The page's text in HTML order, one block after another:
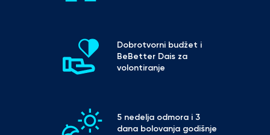
Dobrotvorni budžet i
BeBetter Dais za
volontiranje
5 nedelja odmora i 3
dana bolovanja godišnje